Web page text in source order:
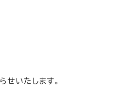
いたします。